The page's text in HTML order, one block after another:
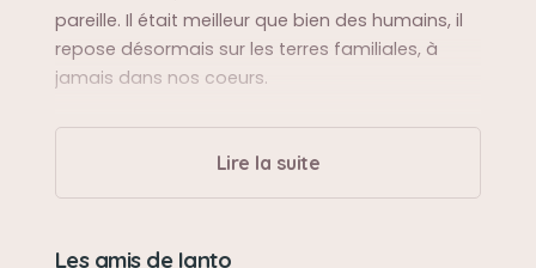
pareille. Il était meilleur que bien des humains, il
repose désormais sur les terres familiales, à
jamais dans nos coeurs.
Partout, du moment que ses maitres étaient
Lire la suite
Les amis de Ianto